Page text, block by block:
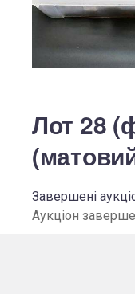
Лот 28
Завершені
Аукціон